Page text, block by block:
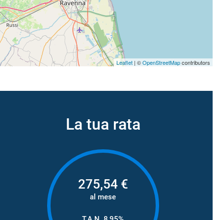
Leaflet | ©OpenStreetMapcontributors
La tua rata
275,54€
al mese